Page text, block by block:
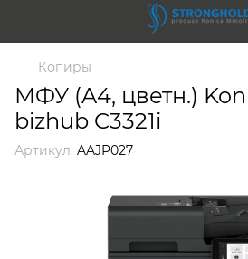
Копиры
МФУ (A4, цветн.)
bizhub C3321i
Артикул: AAJP027